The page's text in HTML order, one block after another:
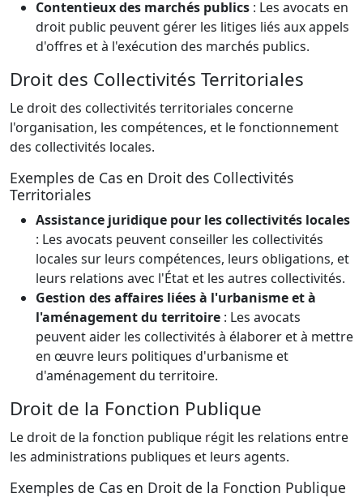
Contentieux des marchés publics : Les avocats en
droit public peuvent gérer les litiges liés aux appels
d'offres et à l'exécution des marchés publics.
Droit des Collectivités Territoriales
Le droit des collectivités territoriales concerne
l'organisation, les compétences, et le fonctionnement
des collectivités locales.
Exemples de Cas en Droit des Collectivités
Territoriales
Assistance juridique pour les collectivités locales
: Les avocats peuvent conseiller les collectivités
locales sur leurs compétences, leurs obligations, et
leurs relations avec l'État et les autres collectivités.
Gestion des affaires liées à l'urbanisme et à
l'aménagement du territoire : Les avocats
peuvent aider les collectivités à élaborer et à mettre
en œuvre leurs politiques d'urbanisme et
d'aménagement du territoire.
Droit de la Fonction Publique
Le droit de la fonction publique régit les relations entre
les administrations publiques et leurs agents.
Exemples de Cas en Droit de la Fonction Publique